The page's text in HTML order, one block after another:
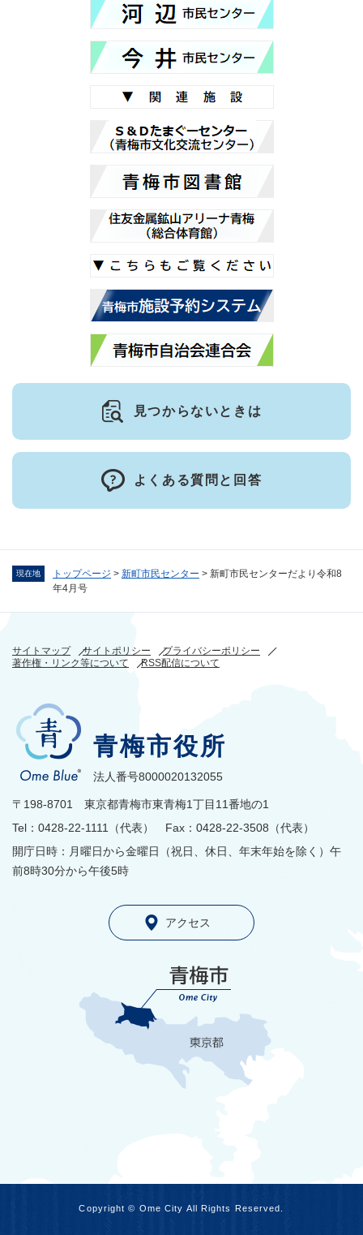
現在地 トップページ > 新町市民センター > 新町市民センターだより令和8
年4月号
見つからないときは
よくある質問と回答
サイトマップ サイトポリシー
プライバシーポリシー
著作権・リンク等について
RSS配信について
青梅市役所
法人番号8000020132055
〒198-8701 東京都青梅市東青梅1丁目11番地の1
Tel：0428-22-1111（代表） Fax：0428-22-3508（代表）
開庁日時：月曜日から金曜日（祝日、休日、年末年始を除く）午
前8時30分から午後5時
アクセス
Copyright © Ome City All Rights Reserved.